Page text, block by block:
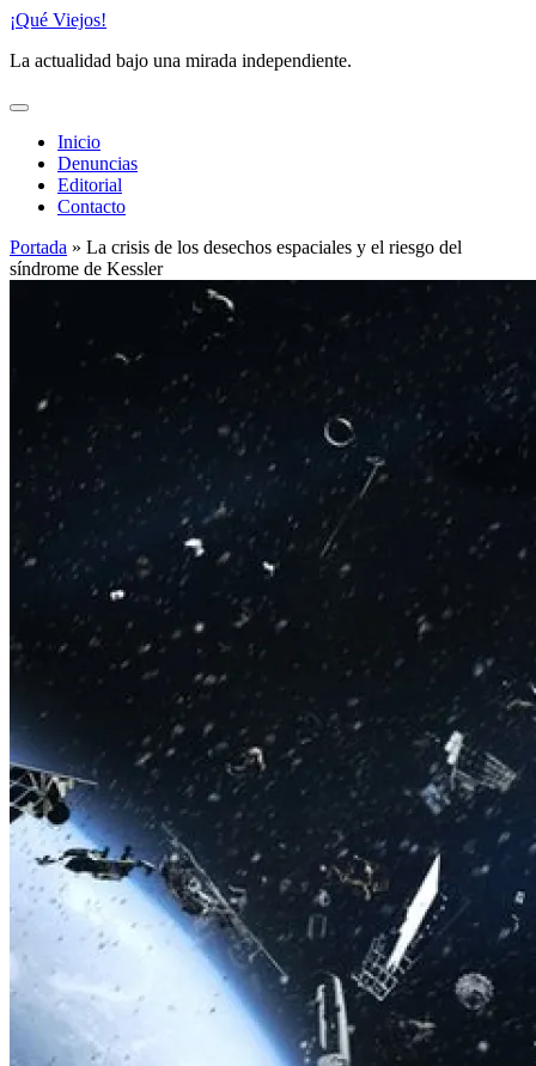
Saltar
contenido
¡Qué Viejos!
La actualidad bajo una mirada independiente.
Inicio
Denuncias
Editorial
Contacto
Portada » La crisis de los desechos espaciales y el riesgo del
síndrome de Kessler